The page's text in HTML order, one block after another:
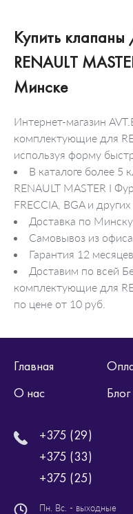
Купить
RENAULT
Минске
Интернет-магазин
комплектующие для
используя форму
В каталоге более
RENAULT MASTER I
FRECCIA, BGA и других
Доставка по
Самовывоз из офиса
Гарантия 12 месяцев
Доставим по всей
комплектующие для
по цене от 10 руб.
Главная
О нас
Блог
+375 (29)
+375 (33)
+375 (25)
Пн. Вс. - выходные